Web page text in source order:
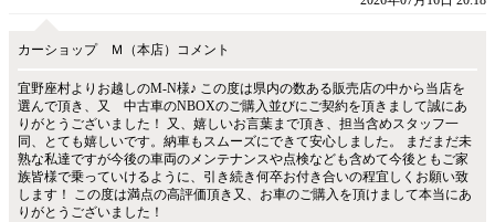
カーショップ Ｍ（本店）コメント
宜野座村よりお越しのM-N様♪ この度は県内の数ある販売店の中から当店を
選んで頂き、又 中古車のNBOXのご購入並びにご契約を頂きまして誠にあ
りがとうございました！ 又、嬉しいお言葉まで頂き、担当含めスタッフ一
同、とても嬉しいです。納車もスムーズにできて安心しました。 まだまだ未
熟な私達ですが今後の車両のメンテナンスや点検なども含めて今後ともご家
族皆様で乗っていけるように、引き続き何卒お付き合いの程宜しくお願い致
します！ この度は満点の高評価頂き又、お車のご購入を頂けまして本当にあ
りがとうございました！